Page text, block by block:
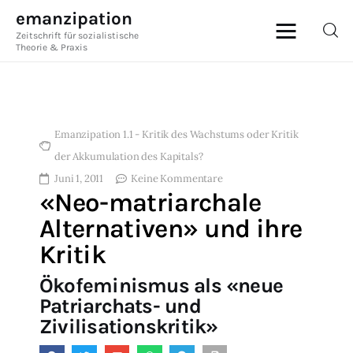
emanzipation
Zeitschrift für sozialistische
Theorie & Praxisemanzipation
AKTUELL
ZEITSCHRIFT
THEMEN
Im Austausch
Emanzipation 1.1 - Kritik des Wachstums oder Kritik
der Akkumulation des Kapitals?
Juni 1, 2011
Keine Kommentare
«Neo-matriarchale
Alternativen» und ihre
Kritik
Ökofeminismus als «neue
Patriarchats- und
Zivilisationskritik»